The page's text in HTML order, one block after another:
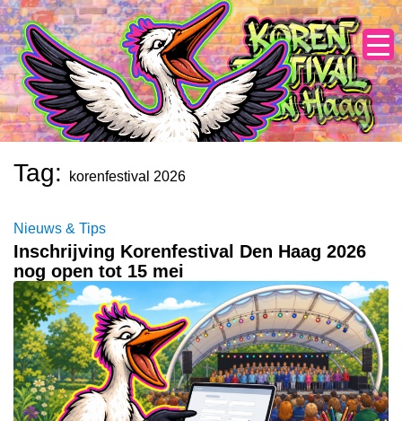
Skip
to
content
Tag: korenfestival 2026
Nieuws & Tips
Inschrijving Korenfestival Den Haag 2026
nog open tot 15 mei